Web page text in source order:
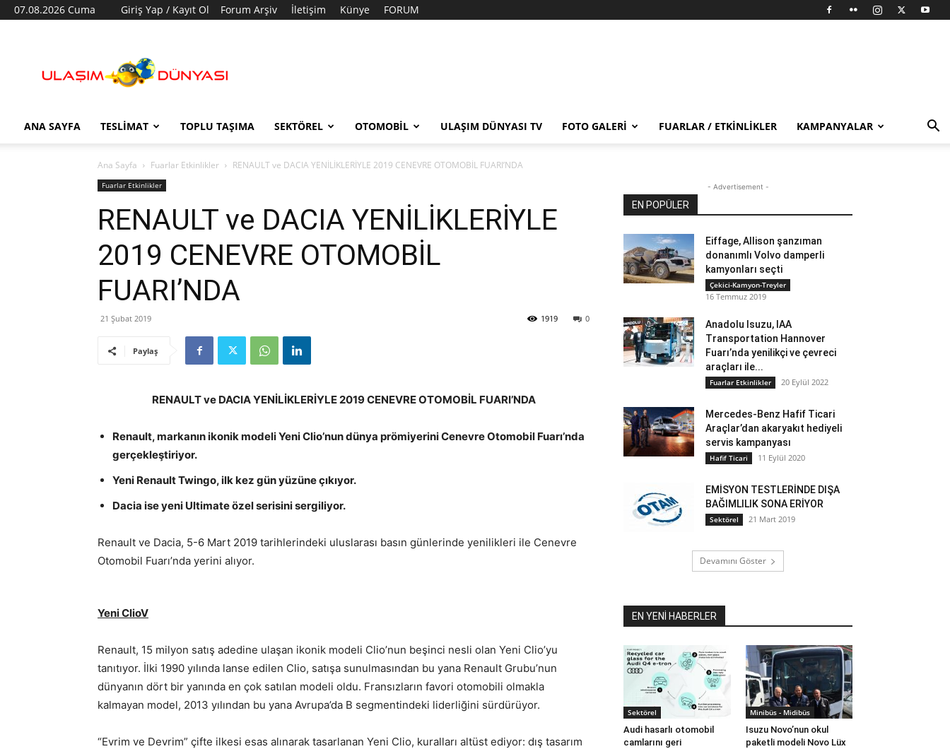
07.08.2026 Cuma Giriş Yap / Kayıt Ol Forum Arşiv İletişim Künye FORUM
Dünyası
ANA SAYFA TESLIMAT TOPLU TAŞIMA SEKTÖREL OTOMOBIL ULAŞIM DÜNYASI TV FOTO GALERI FUARLAR / ETKINLIKLER KAMPANYALAR
Ana Sayfa Fuarlar Etkinlikler RENAULT ve DACIA YENİLİKLERİYLE 2019 CENEVRE OTOMOBİL FUARI’NDA
Fuarlar Etkinlikler
RENAULT ve DACIA YENİLİKLERİYLE
2019 CENEVRE OTOMOBİL
FUARI’NDA
21 Şubat 2019 0
1919
Paylaş
RENAULT ve DACIA YENİLİKLERİYLE 2019 CENEVRE OTOMOBİL FUARI’NDA
Renault, markanın ikonik modeli Yeni Clio’nun dünya prömiyerini Cenevre Otomobil Fuarı’nda
gerçekleştiriyor.
Yeni Renault Twingo, ilk kez gün yüzüne çıkıyor.
Dacia ise yeni Ultimate özel serisini sergiliyor.
Renault ve Dacia, 5-6 Mart 2019 tarihlerindeki uluslarası basın günlerinde yenilikleri ile Cenevre
Otomobil Fuarı’nda yerini alıyor.
Yeni ClioV
Renault, 15 milyon satış adedine ulaşan ikonik modeli Clio’nun beşinci nesli olan Yeni Clio’yu
tanıtıyor. İlki 1990 yılında lanse edilen Clio, satışa sunulmasından bu yana Renault Grubu’nun
dünyanın dört bir yanında en çok satılan modeli oldu. Fransızların favori otomobili olmakla
kalmayan model, 2013 yılından bu yana Avrupa’da B segmentindeki liderliğini sürdürüyor.
“Evrim ve Devrim” çifte ilkesi esas alınarak tasarlanan Yeni Clio, kuralları altüst ediyor: dış tasarım
- Advertisement -
EN POPÜLER
Eiffage, Allison şanzıman
donanımlı Volvo damperli
kamyonları seçti
Çekici-Kamyon-Treyler
16 Temmuz 2019
Anadolu Isuzu, IAA
Transportation Hannover
Fuarı’nda yenilikçi ve çevreci
araçları ile...
Fuarlar Etkinlikler 20 Eylül 2022
Mercedes-Benz Hafif Ticari
Araçlar’dan akaryakıt hediyeli
servis kampanyası
Hafif Ticari 11 Eylül 2020
EMİSYON TESTLERİNDE DIŞA
BAĞIMLILIK SONA ERİYOR
Sektörel 21 Mart 2019
Devamını Göster
EN YENİ HABERLER
Sektörel
Audi hasarlı otomobil
camlarını geri
Minibüs - Midibüs
Isuzu Novo’nun okul
paketli modeli Novo Lüx